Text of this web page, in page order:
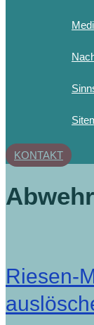
KONTAKT
Riesen-